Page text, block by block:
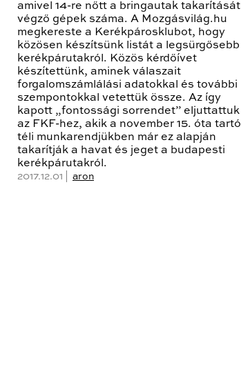
amivel 14-re nőtt a bringautak takarítását
végző gépek száma. A Mozgásvilág.hu
megkereste a Kerékpárosklubot, hogy
közösen készítsünk listát a legsürgősebb
kerékpárutakról. Közös kérdőívet
készítettünk, aminek válaszait
forgalomszámlálási adatokkal és további
szempontokkal vetettük össze. Az így
kapott „fontossági sorrendet” eljuttattuk
az FKF-hez, akik a november 15. óta tartó
téli munkarendjükben már ez alapján
takarítják a havat és jeget a budapesti
kerékpárutakról.
2017.12.01 | aron